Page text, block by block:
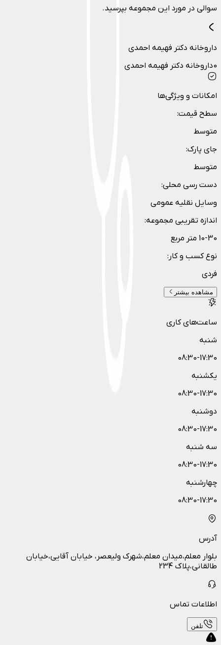
سوالی در مورد این مجموعه بپرسید.
داروخانه دکتر فهیمه احمدی
0داروخانه دکتر فهیمه احمدی
امکانات و ویژگی‌ها
سطح قیمت:
متوسط
جای پارک:
متوسط
دست رسی محلی:
وسایل نقلیه عمومی
اندازه تقریبی مجموعه:
10-30 متر مربع
نوع کسب و کار :
فردی
مشاهده بیشتر
ساعت‌های کاری
شنبه
08:30-17:30
یکشنبه
08:30-17:30
دوشنبه
08:30-17:30
سه شنبه
08:30-17:30
چهارشنبه
08:30-17:30
آدرس
بلوار معلم،میدان معلم،شهرک ولیعصر، خیابان آقایی،خیابان
طالقانی،پلاک 234
اطلاعات تماس
تلفن